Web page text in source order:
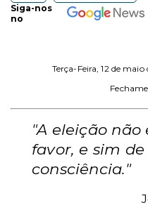
Siga-nos
no
Terça-Feira, 12 de
"A eleição
favor, e sim
consciência."